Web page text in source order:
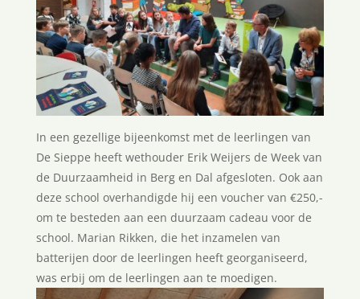
In een gezellige bijeenkomst met de leerlingen van
De Sieppe heeft wethouder Erik Weijers de Week van
de Duurzaamheid in Berg en Dal afgesloten. Ook aan
deze school overhandigde hij een voucher van €250,-
om te besteden aan een duurzaam cadeau voor de
school. Marian Rikken, die het inzamelen van
batterijen door de leerlingen heeft georganiseerd,
was erbij om de leerlingen aan te moedigen.